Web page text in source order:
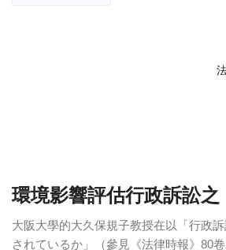
環境影響評估行政訴訟之
大阪大學的大久保規子教授在以「行政
されているか」（參見《法律時報》80